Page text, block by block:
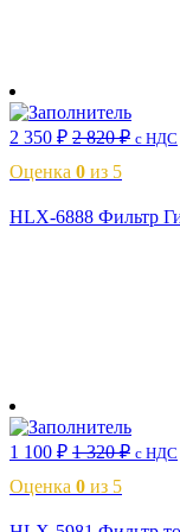
2 350 ₽ 2 820₽ с НДС
Оценка 0 из 5
HLX-6888 Фильтр
1 100 ₽ 1 320₽ с НДС
Оценка 0 из 5